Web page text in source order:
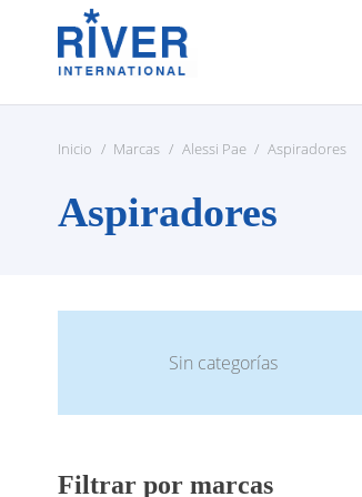
Inicio / Marcas / Alessi Pae / Aspiradores
Aspiradores
Sin categorías
Filtrar por marcas